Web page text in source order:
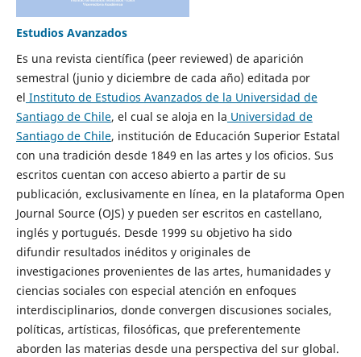
Estudios Avanzados
Es una revista científica (peer reviewed) de aparición
semestral (junio y diciembre de cada año) editada por
el Instituto de Estudios Avanzados de la Universidad de
Santiago de Chile, el cual se aloja en la Universidad de
Santiago de Chile, institución de Educación Superior Estatal
con una tradición desde 1849 en las artes y los oficios. Sus
escritos cuentan con acceso abierto a partir de su
publicación, exclusivamente en línea, en la plataforma Open
Journal Source (OJS) y pueden ser escritos en castellano,
inglés y portugués. Desde 1999 su objetivo ha sido
difundir resultados inéditos y originales de
investigaciones provenientes de las artes, humanidades y
ciencias sociales con especial atención en enfoques
interdisciplinarios, donde convergen discusiones sociales,
políticas, artísticas, filosóficas, que preferentemente
aborden las materias desde una perspectiva del sur global.